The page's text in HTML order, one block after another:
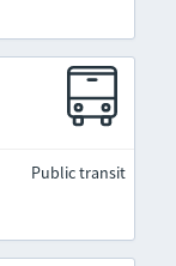
Public transit